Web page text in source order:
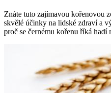
Znáte tuto zajímavou kořenovou
skvělé účinky na lidské zdraví a
proč se černému kořenu říká hadí